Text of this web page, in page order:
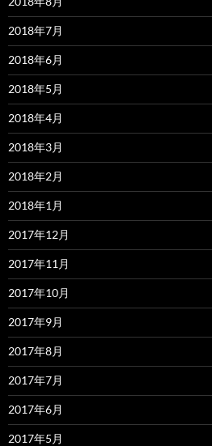
2018年7月
2018年6月
2018年5月
2018年4月
2018年3月
2018年2月
2018年1月
2017年12月
2017年11月
2017年10月
2017年9月
2017年8月
2017年7月
2017年6月
2017年5月